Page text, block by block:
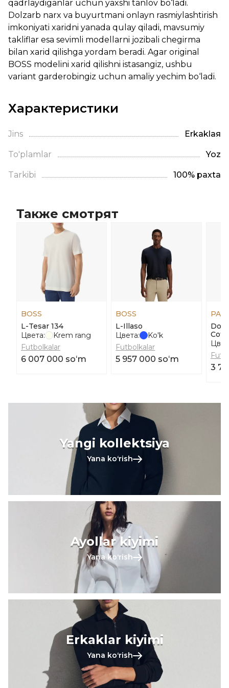
qadrlaydiganlar uchun yaxshi tanlov bo‘ladi.
Dolzarb narx va buyurtmani onlayn rasmiylashtirish
imkoniyati xaridni yanada qulay qiladi, mavsumiy
takliflar esa sevimli modellarni jozibali chegirma
bilan xarid qilishga yordam beradi. Agar original
BOSS modelini xarid qilishni istasangiz, ushbu
variant garderobingiz uchun amaliy yechim bo‘ladi.
Характеристики
Jins Erkaklая
To'plamlar Yoz
Tarkibi 100% paxta
Также смотрят
BOSS
L-Tesar 134
Цвета:
Krem rang
Futbolkalar
6 007 000 soʻm
BOSS
L-Illaso
Цвета:
Ko'k
Futbolkalar
5 957 000 soʻm
3
Yangi kollektsiya
Yana koʻrish
Ayollar kiyimi
Yana koʻrish
Erkaklar kiyimi
Yana koʻrish